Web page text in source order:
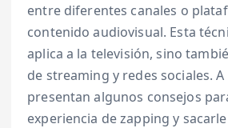
entre diferentes canales o
contenido audiovisual. Esta
aplica a la televisión, sino
de streaming y redes sociales.
presentan algunos consejos
experiencia de zapping y